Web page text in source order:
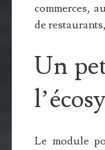
commerces,
de
Un
Le module